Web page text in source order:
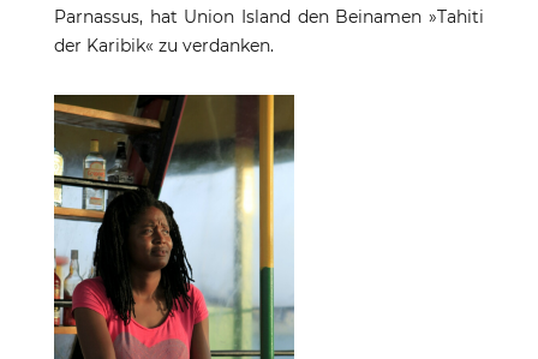
Parnassus, hat Union Island den Beinamen »Tahiti
der Karibik« zu verdanken.